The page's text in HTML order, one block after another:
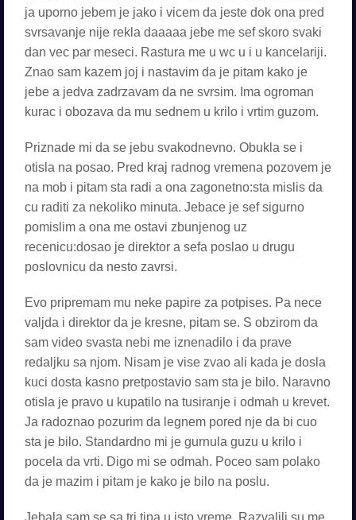
ja uporno jebem je jako i vicem da jeste dok ona pred
svrsavanje nije rekla daaaaa jebe me sef skoro svaki
dan vec par meseci. Rastura me u wc u i u kancelariji.
Znao sam kazem joj i nastavim da je pitam kako je
jebe a jedva zadrzavam da ne svrsim. Ima ogroman
kurac i obozava da mu sednem u krilo i vrtim guzom.
Priznade mi da se jebu svakodnevno. Obukla se i
otisla na posao. Pred kraj radnog vremena pozovem je
na mob i pitam sta radi a ona zagonetno:sta mislis da
cu raditi za nekoliko minuta. Jebace je sef sigurno
pomislim a ona me ostavi zbunjenog uz
recenicu:dosao je direktor a sefa poslao u drugu
poslovnicu da nesto zavrsi.
Evo pripremam mu neke papire za potpises. Pa nece
valjda i direktor da je kresne, pitam se. S obzirom da
sam video svasta nebi me iznenadilo i da prave
redaljku sa njom. Nisam je vise zvao ali kada je dosla
kuci dosta kasno pretpostavio sam sta je bilo. Naravno
otisla je pravo u kupatilo na tusiranje i odmah u krevet.
Ja radoznao pozurim da legnem pored nje da bi cuo
sta je bilo. Standardno mi je gurnula guzu u krilo i
pocela da vrti. Digo mi se odmah. Poceo sam polako
da je mazim i pitam je kako je bilo na poslu.
Jebala sam se sa tri tipa u isto vreme. Razvalili su me.